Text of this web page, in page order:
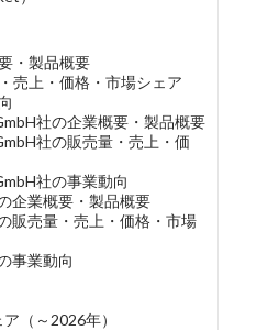
・製品概要
売上・価格・市場シェア
社の企業概要・製品概要
社の販売量・売上・価
社の事業動向
企業概要・製品概要
販売量・売上・価格・市場
事業動向
（～2026年）